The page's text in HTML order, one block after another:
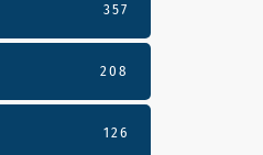
357
208
126